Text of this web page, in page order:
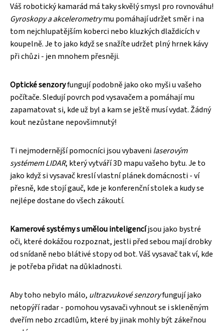
Váš robotický kamarád má taky skvělý smysl pro rovnováhu!
Gyroskopy a akcelerometrymu pomáhají udržet směr i na
tom nejchlupatějším koberci nebo kluzkých dlaždicích v
koupelně. Je to jako když se snažíte udržet plný hrnek kávy
při chůzi - jen mnohem přesněji.
Optické senzoryfungují podobně jako oko myši u vašeho
počítače. Sledují povrch pod vysavačem a pomáhají mu
zapamatovat si, kde už byl a kam se ještě musí vydat. Žádný
kout nezůstane nepovšimnutý!
Ti nejmodernější pomocníci jsou vybavenilaserovým
systémem LIDAR, který vytváří 3D mapu vašeho bytu. Je to
jako když si vysavač kreslí vlastní plánek domácnosti - ví
přesně, kde stojí gauč, kde je konferenční stolek a kudy se
nejlépe dostane do všech zákoutí.
Kamerové systémy s umělou inteligencíjsou jako bystré
oči, které dokážou rozpoznat, jestli před sebou mají drobky
od snídaně nebo blátivé stopy od bot. Váš vysavač tak ví, kde
je potřeba přidat na důkladnosti.
Aby toho nebylo málo, ultrazvukové senzoryfungují jako
netopýří radar - pomohou vysavači vyhnout se i skleněným
dveřím nebo zrcadlům, které by jinak mohly být zákeřnou